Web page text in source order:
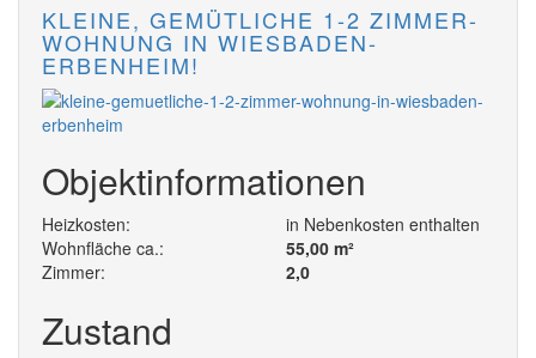
KLEINE, GEMÜTLICHE 1-2 ZIMMER-
WOHNUNG IN WIESBADEN-
ERBENHEIM!
Objektinformationen
Heizkosten:
in Nebenkosten enthalten
Wohnfläche ca.:
55,00 m²
Zimmer:
2,0
Zustand